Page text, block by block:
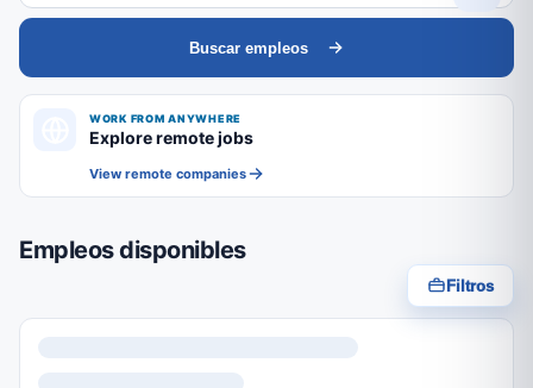
Buscar empleos
WORK FROM ANYWHERE
Explore remote jobs
View remote companies
Empleos disponibles
Filtros